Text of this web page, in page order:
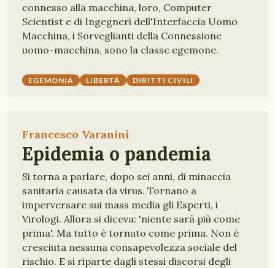
connesso alla macchina, loro, Computer
Scientist e di Ingegneri dell'Interfaccia Uomo
Macchina, i Sorveglianti della Connessione
uomo-macchina, sono la classe egemone.
EGEMONIA LIBERTÀ DIRITTI CIVILI
Francesco Varanini
Epidemia o pandemia
Si torna a parlare, dopo sei anni, di minaccia
sanitaria causata da virus. Tornano a
imperversare sui mass media gli Esperti, i
Virologi. Allora si diceva: 'niente sarà più come
prima'. Ma tutto è tornato come prima. Non è
cresciuta nessuna consapevolezza sociale del
rischio. E si riparte dagli stessi discorsi degli